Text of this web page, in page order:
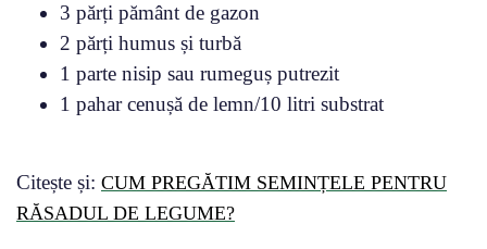
3 părți pământ de gazon
2 părți humus și turbă
1 parte nisip sau rumeguș putrezit
1 pahar cenușă de lemn/10 litri substrat
Citește și: CUM PREGĂTIM SEMINȚELE PENTRU
RĂSADUL DE LEGUME?